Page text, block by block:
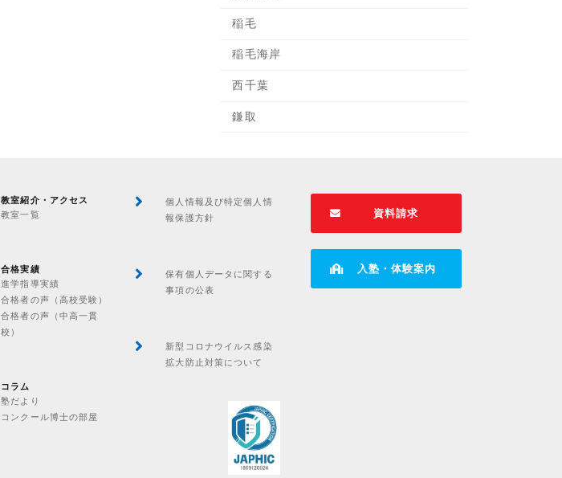
稲毛
稲毛海岸
西千葉
鎌取
教室紹介・アクセス
教室一覧
合格実績
進学指導実績
合格者の声（高校受験）
合格者の声（中高一貫
校）
コラム
塾だより
コンクール博士の部屋
個人情報及び特定個人情
報保護方針
保有個人データに関する
事項の公表
新型コロナウイルス感染
拡大防止対策について
資料請求
入塾・体験案内